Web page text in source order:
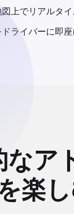
上でリアルタ
ライバーに即
なア
楽